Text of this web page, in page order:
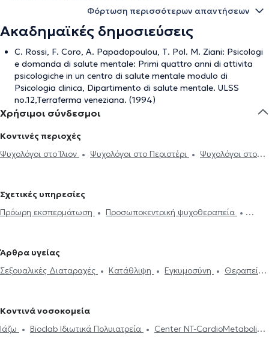
Φόρτωση περισσότερων απαντήσεων
Ακαδημαϊκές δημοσιεύσεις
C. Rossi, F. Coro, A. Papadopoulou, Τ. Ροl. Μ. Ziani: Psicologi
e domanda di salute mentale: Primi quattro anni di attivita
psicologiche in un centro di salute mentale modulo di
Psicologia clinica, Dipartimento di salute mentale. ULSS
no.12,Terraferma veneziana. (1994)
Χρήσιμοι σύνδεσμοι
Κοντινές περιοχές
Ψυχολόγοι στο Ίλιον
Ψυχολόγοι στο Περιστέρι
Ψυχολόγοι στους
Φιλαδέλφεια
Ψυχολόγοι στη Νέα Χαλκηδόνα
Κάτω Πατήσια
Ψυχολόγοι στα Άνω Πατήσια
Ψυχολόγοι στο
Ψυχολόγοι στα Άνω Λιόσια
Ψυχολόγοι στην Κυψέλη
Ψυχολόγοι στη Νέα Ιωνία
Σχετικές υπηρεσίες
Πρόωρη εκσπερμάτωση
Προσωποκεντρική ψυχοθεραπεία
και παιδιών
Ομαδική ψυχοθεραπεία
ενδυνάμωση
Συμβουλευτική φροντιστών ατόμων με άνοια
Life
Ψυχογενής Βουλιμία - Ψυχογενής Ανορεξία
Κρίση πανικού
Άρθρα υγείας
Σεξουαλικές Διαταραχές
Κατάθλιψη Εγκυμοσύνη
Θεραπεία
διαδίκτυο
ΔΕΠΥ Κρίση πανικού
Εθισμός
Τεστ επαγγελματικού προσανατολισμού
Κοντινά νοσοκομεία
Ιάζω
Bioclab Ιδιωτικά Πολυιατρεία
Center NT-CardioMetabolics